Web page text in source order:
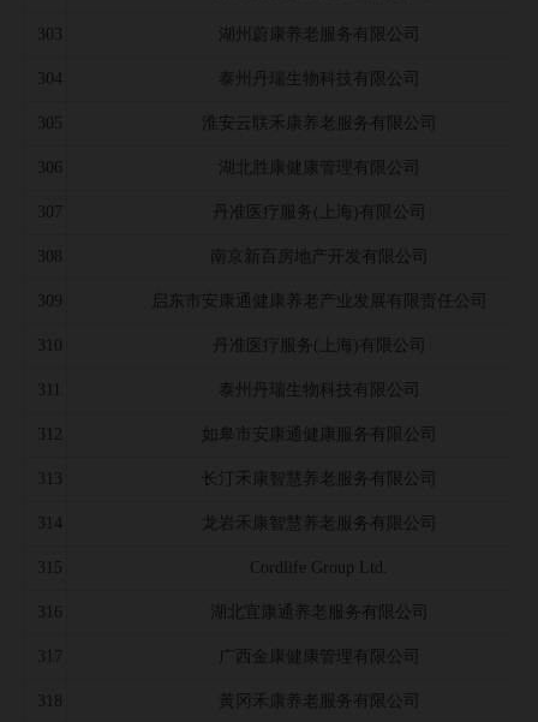
303 湖州蔚康养老服务有限公司
304 泰州丹瑞生物科技有限公司
305 淮安云联禾康养老服务有限公司
306 湖北胜康健康管理有限公司
307 丹准医疗服务(上海)有限公司
308 南京新百房地产开发有限公司
309 启东市安康通健康养老产业发展有限责任公司
310 丹准医疗服务(上海)有限公司
311 泰州丹瑞生物科技有限公司
312 如皋市安康通健康服务有限公司
313 长汀禾康智慧养老服务有限公司
314 龙岩禾康智慧养老服务有限公司
315 Cordlife Group Ltd.
316 湖北宜康通养老服务有限公司
317 广西金康健康管理有限公司
318 黃冈禾康养老服务有限公司